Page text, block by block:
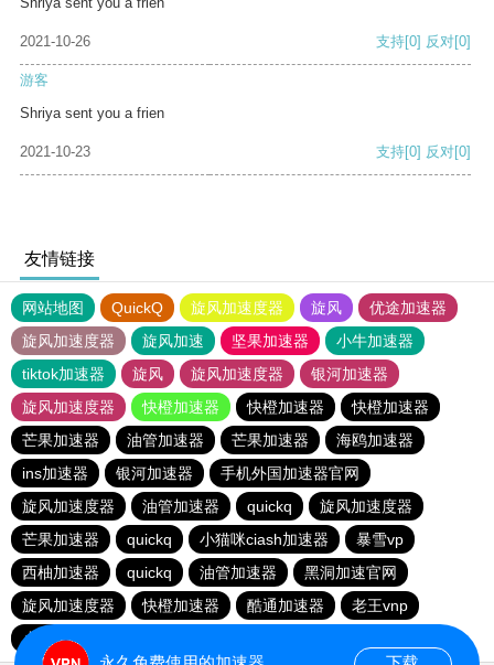
2021-10-26 支持[0] 反对[0]
游客
Shriya sent you a frien
2021-10-23 支持[0] 反对[0]
友情链接
网站地图 QuickQ 旋风加速度器 旋风
优途加速器
旋风加速度器
旋风加速 坚果加速器
小牛加速器
tiktok加速器
旋风 旋风加速度器
银河加速器
旋风加速度器
快橙加速器 快橙加速器
快橙加速器
芒果加速器
油管加速器 芒果加速器
海鸥加速器
ins加速器
银河加速器
手机外国加速器官网
旋风加速度器
油管加速器 quickq
旋风加速度器
芒果加速器
quickq 小猫咪ciash加速器
暴雪vp
西柚加速器
quickq 油管加速器
黑洞加速官网
旋风加速度器
快橙加速器 酷通加速器
老王vnp
小猫咪ciash加速器